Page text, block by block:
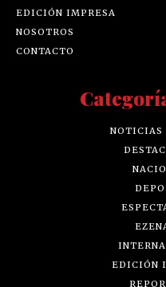
EDICIÓN IMPRESA
NOSOTROS
CONTACTO
NOTICIAS
EDICIÓN